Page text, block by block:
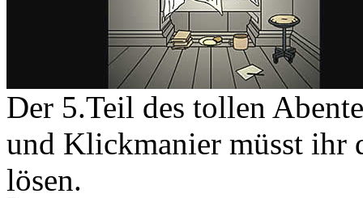
Der 5.Teil des tollen
und Klickmanier müsst ihr
lösen.